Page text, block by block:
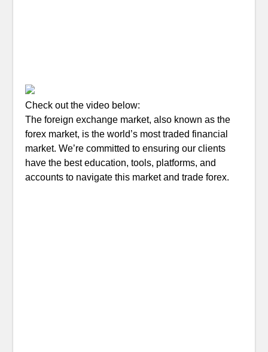
Check out the video below:
The foreign exchange market, also known as the
forex market, is the world’s most traded financial
market. We’re committed to ensuring our clients
have the best education, tools, platforms, and
accounts to navigate this market and trade forex.